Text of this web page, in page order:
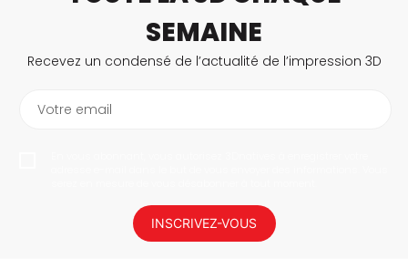
SEMAINE
Recevez un condensé de l’actualité de l’impression 3D
Votre email
INSCRIVEZ-VOUS